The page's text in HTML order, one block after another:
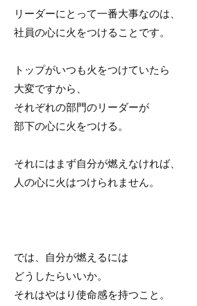
リーダーにとって一番大事なのは、
社員の心に火をつけることです。
トップがいつも火をつけていたら
大変ですから、
それぞれの部門のリーダーが
部下の心に火をつける。
それにはまず自分が燃えなければ、
人の心に火はつけられません。
では、自分が燃えるには
どうしたらいいか。
それはやはり使命感を持つこと。